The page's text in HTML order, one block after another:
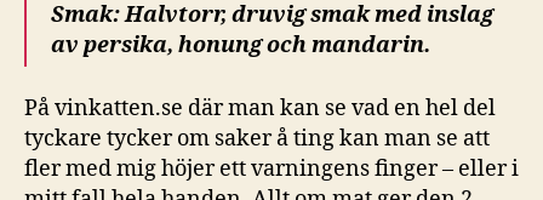
Smak: Halvtorr, druvig smak med inslag
av persika, honung och mandarin.
På vinkatten.se där man kan se vad en hel del
tyckare tycker om saker å ting kan man se att
fler med mig höjer ett varningens finger – eller i